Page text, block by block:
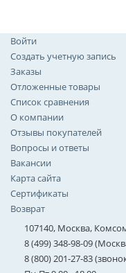
Войти
Создать учетную запись
Заказы
Отложенные товары
Список сравнения
О компании
Отзывы покупателей
Вопросы и ответы
Вакансии
Карта сайта
Сертификаты
Возврат
107140, Москва,
8 (499) 348-98-09
8 (800) 201-27-83